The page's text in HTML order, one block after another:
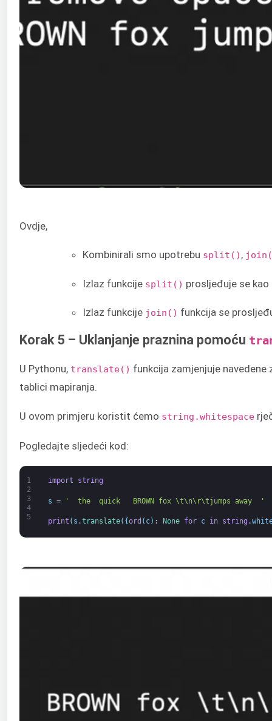
Ovdje,
Kombinirali smo upotrebu split() ,
Izlaz funkcije split() prosljeđuje se
Izlaz funkcije join() funkcija se
Korak 5 – Uklanjanje praznina pomoću
U Pythonu, translate() funkcija zamjenjuje
tablici mapiranja.
U ovom primjeru koristit ćemo string.whitespace
Pogledajte sljedeći kod:
1
2
3
4
5
import string
s = '  the  quick   BROWN fox \t\n\r\tjumps away  '
print ( s .translate( {ord ( c) : None for c in string .